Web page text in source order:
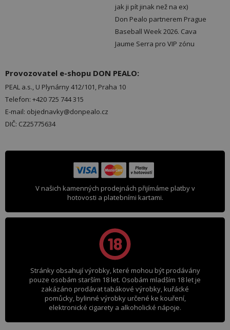
jak ji pít jinak než na ex)
Don Pealo partnerem Prague
Baseball Week 2026. Cava
Jaume Serra pro VIP zónu
Provozovatel e-shopu DON PEALO:
PEAL a.s., U Plynárny 412/101, Praha 10
Telefon: +420 725 744 315
E-mail: objednavky@donpealo.cz
DIČ: CZ25775634
V našich kamenných prodejnách přijímáme platby v
hotovosti a platebními kartami.
Stránky obsahují výrobky, které mohou být prodávány
pouze osobám starším 18 let. Osobám mladším 18 let je
zakázáno prodávat tabákové výrobky, kuřácké
pomůcky, bylinné výrobky určené ke kouření,
elektronické cigarety a alkoholické nápoje.